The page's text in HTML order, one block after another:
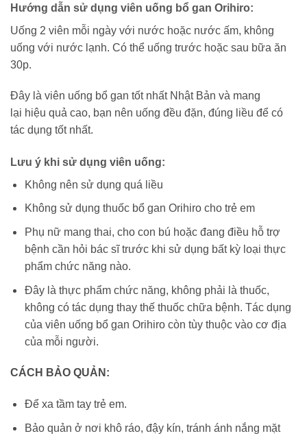
Hướng dẫn sử dụng viên uống bổ gan Orihiro:
Uống 2 viên mỗi ngày với nước hoặc nước ấm, không
uống với nước lạnh. Có thể uống trước hoặc sau bữa ăn
30p.
Đây là viên uống bổ gan tốt nhất Nhật Bản và mang
lại hiệu quả cao, bạn nên uống đều đặn, đúng liều để có
tác dụng tốt nhất.
Lưu ý khi sử dụng viên uống:
Không nên sử dụng quá liều
Không sử dụng thuốc bổ gan Orihiro cho trẻ em
Phụ nữ mang thai, cho con bú hoặc đang điều hỗ trợ
bệnh cần hỏi bác sĩ trước khi sử dụng bất kỳ loại thực
phẩm chức năng nào.
Đây là thực phẩm chức năng, không phải là thuốc,
không có tác dụng thay thế thuốc chữa bệnh. Tác dụng
của viên uống bổ gan Orihiro còn tùy thuộc vào cơ địa
của mỗi người.
CÁCH BẢO QUẢN:
Để xa tầm tay trẻ em.
Bảo quản ở nơi khô ráo, đậy kín, tránh ánh nắng mặt